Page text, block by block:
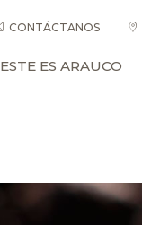
CONTÁCTANOS
ESTE ES ARAUCO